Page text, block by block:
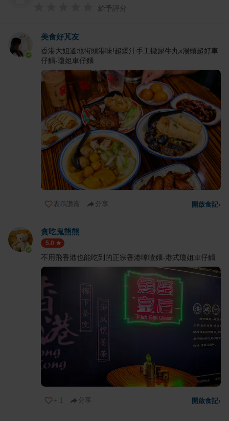
給予評分
美食好芃友
香港大姐道地街頭港味!超爆汁手工撒尿牛丸x湯頭超好車
仔麵-瓊姐車仔麵
表示讚賞 分享 開啟食記›
貪吃鬼熊熊
5.0
不用飛香港也能吃到的正宗香港嗱喳麵-港式瓊姐車仔麵
+ 1 分享 開啟食記›